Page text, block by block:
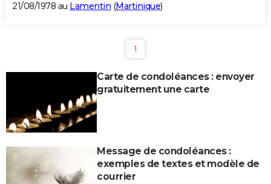
21/08/1978 au Lamentin (Martinique)
1
Carte de condoléances : envoyer
gratuitement une carte
Message de condoléances :
exemples de textes et modèle de
courrier